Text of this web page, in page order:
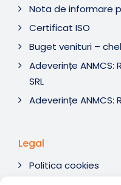
Nota de informare
Certificat ISO
Buget venituri –
Adeverințe ANMCS:
SRL
Adeverințe ANMCS:
Legal
Politica cookies